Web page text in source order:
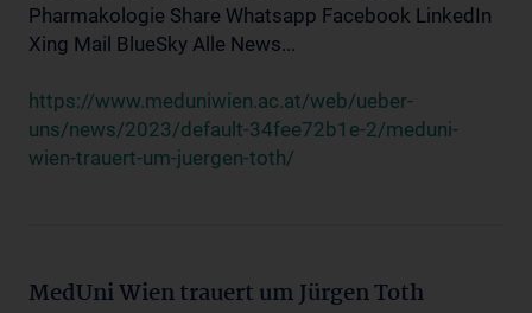
Pharmakologie Share Whatsapp Facebook LinkedIn
Xing Mail BlueSky Alle News...
https://www.meduniwien.ac.at/web/ueber-
uns/news/2023/default-34fee72b1e-2/meduni-
wien-trauert-um-juergen-toth/
MedUni Wien trauert um Jürgen Toth